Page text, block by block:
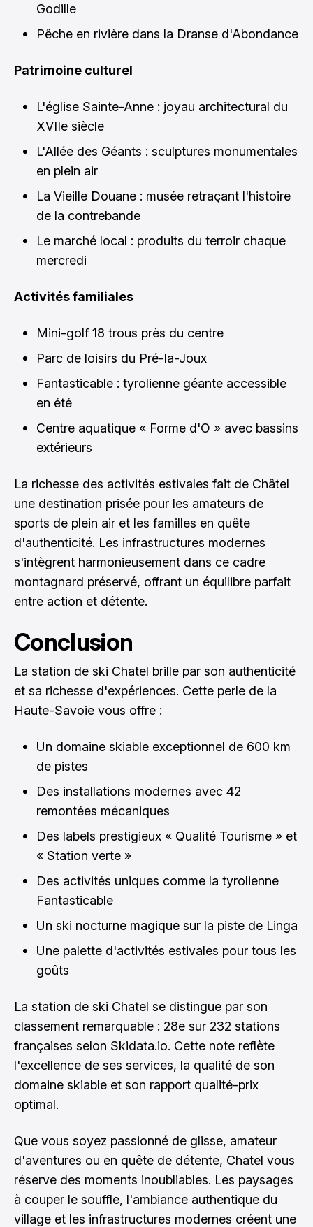
Godille
Pêche en rivière dans la Dranse d'Abondance
Patrimoine culturel
L'église Sainte-Anne : joyau architectural du
XVIIe siècle
L'Allée des Géants : sculptures monumentales
en plein air
La Vieille Douane : musée retraçant l'histoire
de la contrebande
Le marché local : produits du terroir chaque
mercredi
Activités familiales
Mini-golf 18 trous près du centre
Parc de loisirs du Pré-la-Joux
Fantasticable : tyrolienne géante accessible
en été
Centre aquatique « Forme d'O » avec bassins
extérieurs
La richesse des activités estivales fait de Châtel
une destination prisée pour les amateurs de
sports de plein air et les familles en quête
d'authenticité. Les infrastructures modernes
s'intègrent harmonieusement dans ce cadre
montagnard préservé, offrant un équilibre parfait
entre action et détente.
Conclusion
La station de ski Chatel brille par son authenticité
et sa richesse d'expériences. Cette perle de la
Haute-Savoie vous offre :
Un domaine skiable exceptionnel de 600 km
de pistes
Des installations modernes avec 42
remontées mécaniques
Des labels prestigieux « Qualité Tourisme » et
« Station verte »
Des activités uniques comme la tyrolienne
Fantasticable
Un ski nocturne magique sur la piste de Linga
Une palette d'activités estivales pour tous les
goûts
La station de ski Chatel se distingue par son
classement remarquable : 28e sur 232 stations
françaises selon Skidata.io. Cette note reflète
l'excellence de ses services, la qualité de son
domaine skiable et son rapport qualité-prix
optimal.
Que vous soyez passionné de glisse, amateur
d'aventures ou en quête de détente, Chatel vous
réserve des moments inoubliables. Les paysages
à couper le souffle, l'ambiance authentique du
village et les infrastructures modernes créent une